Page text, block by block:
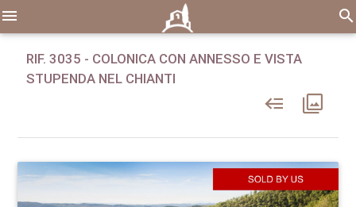
menu search
RIF. 3035 - COLONICA CON ANNESSO E VISTA
STUPENDA NEL CHIANTI